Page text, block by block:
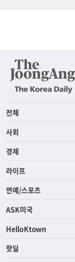
전체
사회
경제
라이프
연예/스포츠
ASK미국
HelloKtown